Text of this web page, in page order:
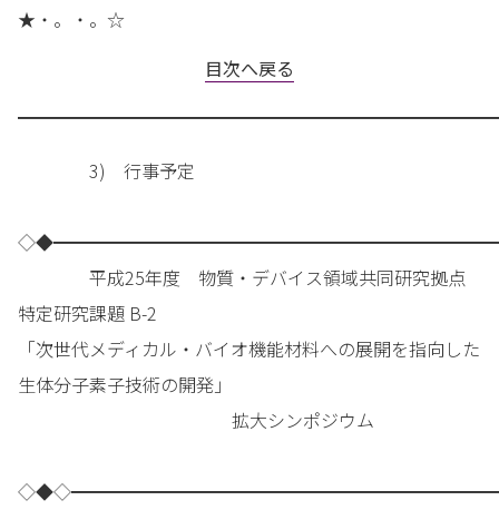
★・。・。☆
目次へ戻る
3) 行事予定
平成25年度 物質・デバイス領域共同研究拠点
特定研究課題 B-2
「次世代メディカル・バイオ機能材料への展開を指向した
生体分子素子技術の開発」
拡大シンポジウム